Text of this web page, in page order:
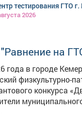
тестирования ГТО
2026
на
года в городе
физкультурно-
конкурса «Движение
образования